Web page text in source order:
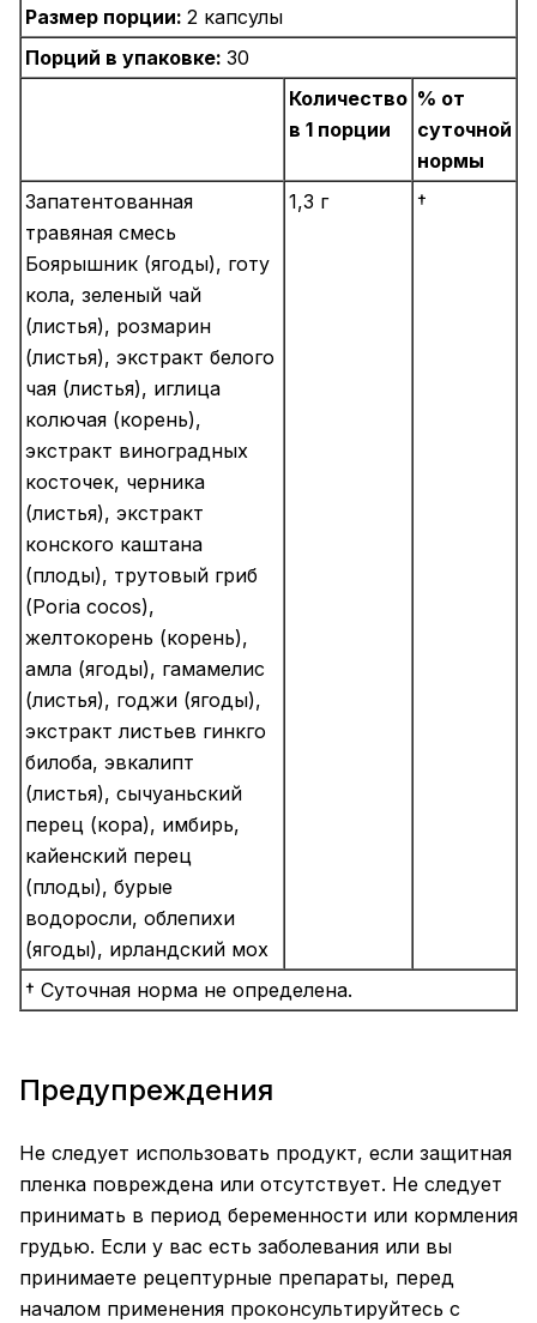
Размер порции: 2 капсулы
Порций в упаковке: 30
Количество
в 1 порции
% от
суточной
нормы
Запатентованная
травяная смесь
Боярышник (ягоды), готу
кола, зеленый чай
(листья), розмарин
(листья), экстракт белого
чая (листья), иглица
колючая (корень),
экстракт виноградных
косточек, черника
(листья), экстракт
конского каштана
(плоды), трутовый гриб
(Poria cocos),
желтокорень (корень),
амла (ягоды), гамамелис
(листья), годжи (ягоды),
экстракт листьев гинкго
билоба, эвкалипт
(листья), сычуаньский
перец (кора), имбирь,
кайенский перец
(плоды), бурые
водоросли, облепихи
(ягоды), ирландский мох
1,3 г †
† Суточная норма не определена.
Предупреждения
Не следует использовать продукт, если защитная
пленка повреждена или отсутствует. Не следует
принимать в период беременности или кормления
грудью. Если у вас есть заболевания или вы
принимаете рецептурные препараты, перед
началом применения проконсультируйтесь с